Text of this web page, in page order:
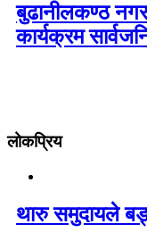
बुढानीलकण्ठ
कार्यक्रम
लोकप्रिय
थारु समुदायले